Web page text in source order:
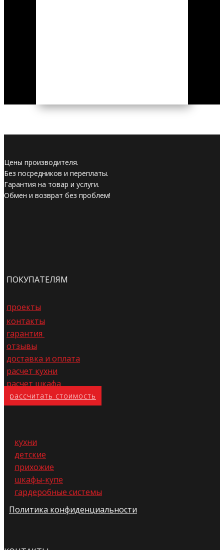
Цены производителя.
Без посредников и переплаты.
Гарантия на товар и услуги.
Обмен и возврат без проблем!
ПОКУПАТЕЛЯМ
проекты
контакты
гарантия
отзывы
доставка и оплата
расчет кухни
расчет шкафа
расс​читать стоимость
кухни
детские
прихожие
шкафы-купе
гардеробные системы
Политика конфиденциальности